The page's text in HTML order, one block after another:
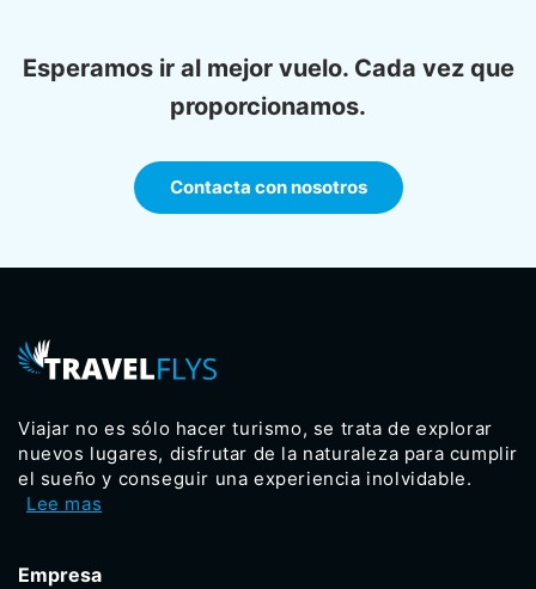
Esperamos ir al mejor vuelo. Cada vez que
proporcionamos.
Contacta con nosotros
Viajar no es sólo hacer turismo, se trata de explorar
nuevos lugares, disfrutar de la naturaleza para cumplir
el sueño y conseguir una experiencia inolvidable.
Lee mas
Empresa